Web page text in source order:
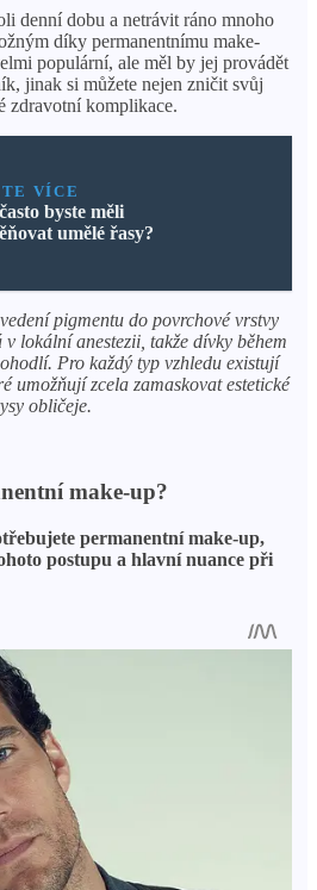
denní dobu a netrávit ráno mnoho
díky permanentnímu make-
populární, ale měl by jej provádět
jinak si můžete nejen zničit svůj
zdravotní komplikace.
VÍCE
byste měli
umělé řasy?
pigmentu do povrchové vrstvy
lokální anestezii, takže dívky během
Pro každý typ vzhledu existují
umožňují zcela zamaskovat estetické
obličeje.
make-up?
permanentní make-up,
postupu a hlavní nuance při